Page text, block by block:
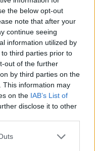
the below opt-out
note that after your
continue seeing
information utilized by
third parties prior to
out of the further
by third parties on the
This information may
on the IAB’s List of
disclose it to other
való
jobban, mint az,
havának is
a kereszténység
elnevezésű
a
érkezését. Az